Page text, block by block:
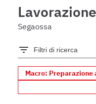
Segaossa
Filtri di ricerca
Macro: Preparazione